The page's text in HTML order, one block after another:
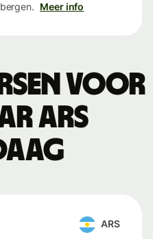
Meer info
voor
ARS
ARS